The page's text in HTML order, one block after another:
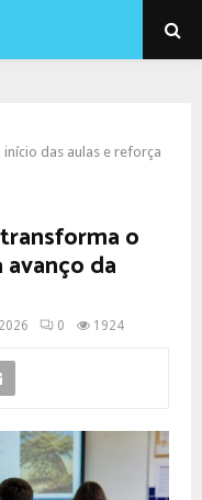
das aulas e reforça
o
da
0 1924